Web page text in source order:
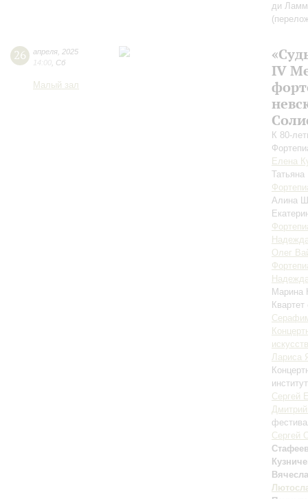
ди
26 апреля 2025
14:00 Сб
Малый зал
IV
К 80-
Елена
Алина
Олег
Марина
Лариса
Сергей
Сергей